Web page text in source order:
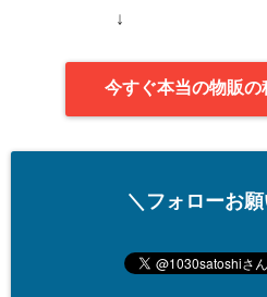
↓
今すぐ本当の物販の
＼フォローお